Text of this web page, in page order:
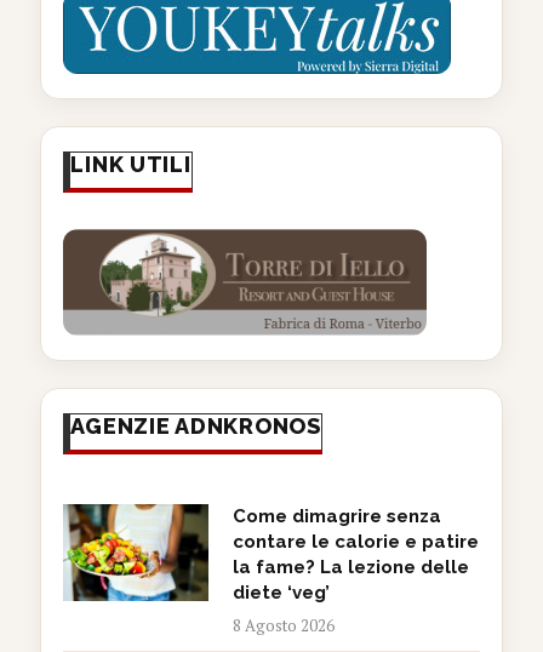
LINK UTILI
AGENZIE ADNKRONOS
Come dimagrire senza
contare le calorie e patire
la fame? La lezione delle
diete ‘veg’
8 Agosto 2026